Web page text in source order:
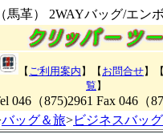
馬革） 2WAYバッグ/エン
【 ご利用案内 】【 お問合せ】【
覧 】
046（875)2961 Fax 046（
バッグ＆旅>ビジネスバッ